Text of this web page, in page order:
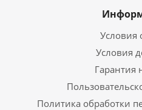
Условия
Условия
Гарантия
Политика обработки